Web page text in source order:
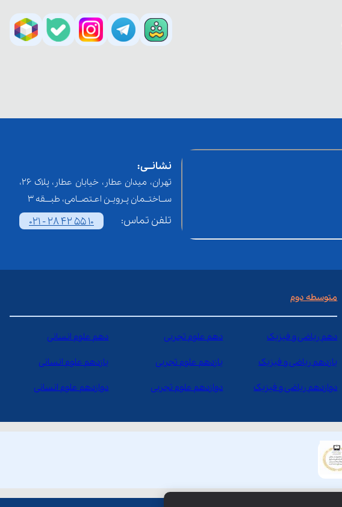
نشانــی:
تهران، میدان عطار، خیابان عطار، پلاک 26،
ســاختــمان پـرویـن اعـتصــامی، طبـــقه 3
تلفن تماس: 021 - 28 42 55 10
متوسطه دوم
دهم ریاضی و فیزیک دهم علوم تجربی دهم علوم انسانی
یازدهم ریاضی و فیزیک یازدهم علوم تجربی یازدهم علوم انسانی
دوازدهم ریاضی و فیزیک دوازدهم علوم تجربی دوازدهم علوم انسانی